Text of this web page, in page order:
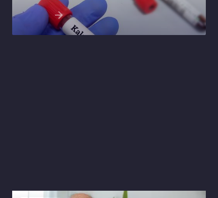
Ler artigo